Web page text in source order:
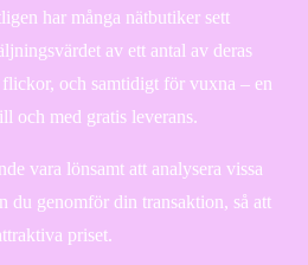
har många nätbutiker sett
av ett antal av deras
och samtidigt för vuxna – en
och med gratis leverans.
vara lönsamt att analysera vissa
du genomför din transaktion, så att
priset.